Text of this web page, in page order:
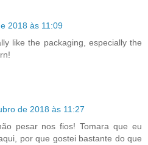
2018 às 11:09
like the packaging, especially the
de 2018 às 11:27
pesar nos fios! Tomara que eu
por que gostei bastante do que